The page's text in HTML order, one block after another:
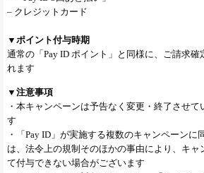
– クレジットカード
▼ポイント付与時期
通常の「Pay ID ポイント」と同様に、ご請求確
れます
▼注意事項
・本キャンペーンは予告なく変更・終了させて
す
・「Pay ID」が実施する複数のキャンペーンに
は、法令上の規制そのほかの事由により、キャ
て付与できない場合がございます